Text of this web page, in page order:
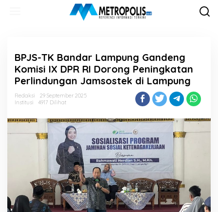
BPJS-TK Bandar Lampung Gandeng
Komisi IX DPR RI Dorong Peningkatan
Perlindungan Jamsostek di Lampung
Redaksi
29 September 2025
Institusi
4917 Dilihat